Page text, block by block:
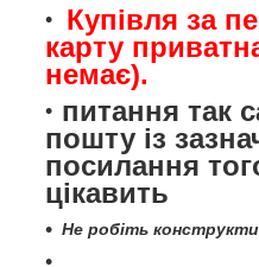
Купівля за
карту
немає).
питання так
пошту із
посилання
цікавить
Не робіть